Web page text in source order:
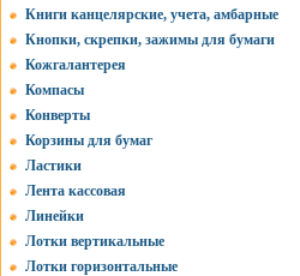
Книги канцелярские, учета, амбарные
Кнопки, скрепки, зажимы для бумаги
Кожгалантерея
Компасы
Конверты
Корзины для бумаг
Ластики
Лента кассовая
Линейки
Лотки вертикальные
Лотки горизонтальные